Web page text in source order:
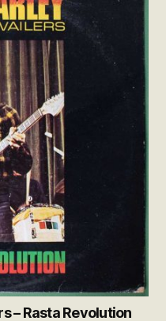
– Rasta Revolution